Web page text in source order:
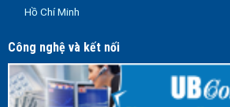
Hồ Chí Minh
Công nghệ và kết nối